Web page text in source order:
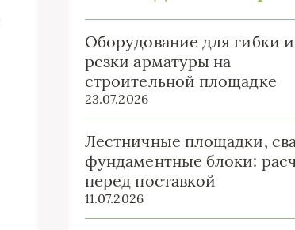
Оборудование для гибки и
резки арматуры на
строительной площадке
23.07.2026
Лестничные площадки,
фундаментные блоки:
перед поставкой
11.07.2026